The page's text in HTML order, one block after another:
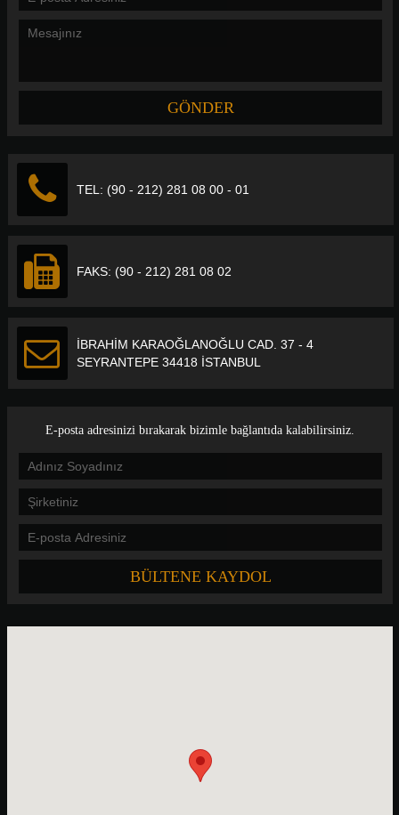
TEL: (90 - 212) 281 08 00 - 01
FAKS: (90 - 212) 281 08 02
İBRAHİM KARAOĞLANOĞLU CAD. 37 - 4
SEYRANTEPE 34418 İSTANBUL
E-posta adresinizi bırakarak bizimle bağlantıda kalabilirsiniz.